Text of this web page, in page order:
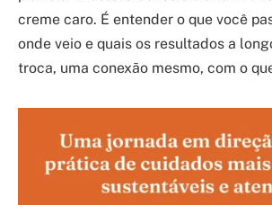
creme caro. É entender o que você
onde veio e quais os resultados a
troca, uma conexão mesmo, com o